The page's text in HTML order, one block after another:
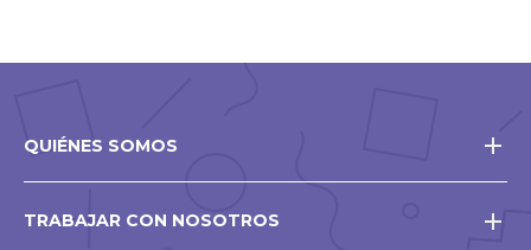
QUIÉNES SOMOS
TRABAJAR CON NOSOTROS